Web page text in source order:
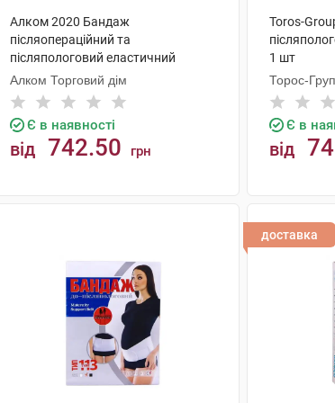
Алком 2020 Бандаж
післяопераційний та
післяпологовий еластичний
розмір 1 1 шт
Алком Торговий дім
Є в наявності
від 742.50 грн
Toros-
1 шт
Торос-Груп
Є в
від
доставка